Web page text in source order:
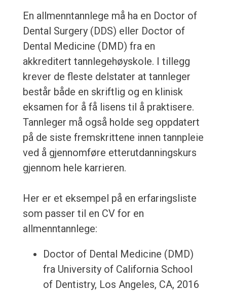
En allmenntannlege må ha en Doctor of
Dental Surgery (DDS) eller Doctor of
Dental Medicine (DMD) fra en
akkreditert tannlegehøyskole. I tillegg
krever de fleste delstater at tannleger
består både en skriftlig og en klinisk
eksamen for å få lisens til å praktisere.
Tannleger må også holde seg oppdatert
på de siste fremskrittene innen tannpleie
ved å gjennomføre etterutdanningskurs
gjennom hele karrieren.
Her er et eksempel på en erfaringsliste
som passer til en CV for en
allmenntannlege:
Doctor of Dental Medicine (DMD)
fra University of California School
of Dentistry, Los Angeles, CA, 2016